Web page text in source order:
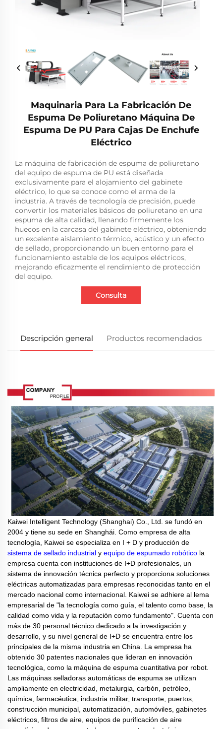
Maquinaria Para La Fabricación De
Espuma De Poliuretano Máquina De
Espuma De PU Para Cajas De Enchufe
Eléctrico
La máquina de fabricación de espuma de poliuretano
del equipo de espuma de PU está diseñada
exclusivamente para el alojamiento del gabinete
eléctrico, lo que se conoce como el arma de la
industria. A través de tecnología de precisión, puede
convertir los materiales básicos de poliuretano en una
espuma de alta calidad, llenando firmemente los
huecos en la carcasa del gabinete eléctrico, obteniendo
un excelente aislamiento térmico, acústico y un efecto
de sellado, proporcionando un buen entorno para el
funcionamiento estable de los equipos eléctricos,
mejorando eficazmente el rendimiento de protección
del equipo.
Consulta
Descripción general Productos recomendados
Kaiwei Intelligent Technology (Shanghai) Co., Ltd. se fundó en
2004 y tiene su sede en Shanghái. Como empresa de alta
tecnología, Kaiwei se especializa en I + D y producción de
sistema de sellado industrial y equipo de espumado robótico la
empresa cuenta con instituciones de I+D profesionales, un
sistema de innovación técnica perfecto y proporciona soluciones
eléctricas automatizadas para empresas reconocidas tanto en el
mercado nacional como internacional. Kaiwei se adhiere al lema
empresarial de "la tecnología como guía, el talento como base, la
calidad como vida y la reputación como fundamento". Cuenta con
más de 30 personal técnico dedicado a la investigación y
desarrollo, y su nivel general de I+D se encuentra entre los
principales de la misma industria en China. La empresa ha
obtenido 30 patentes nacionales que lideran en innovación
tecnológica, como la máquina de espuma cuantitativa por robot.
Las máquinas selladoras automáticas de espuma se utilizan
ampliamente en electricidad, metalurgia, carbón, petróleo,
química, farmacéutica, industria militar, transporte, puertos,
construcción municipal, automatización, automóviles, gabinetes
eléctricos, filtros de aire, equipos de purificación de aire